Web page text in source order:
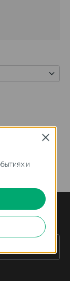
и
Close